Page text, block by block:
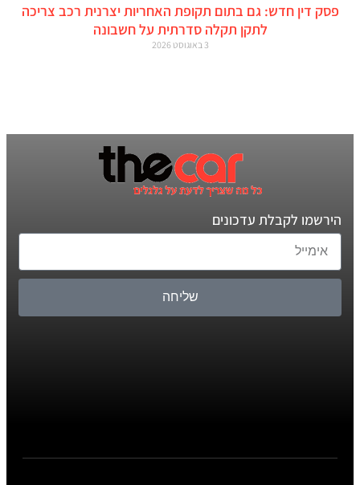
פסק דין חדש: גם בתום תקופת האחריות יצרנית רכב צריכה
לתקן תקלה סדרתית על חשבונה
3 באוגוסט 2026
הירשמו לקבלת עדכונים
שליחה